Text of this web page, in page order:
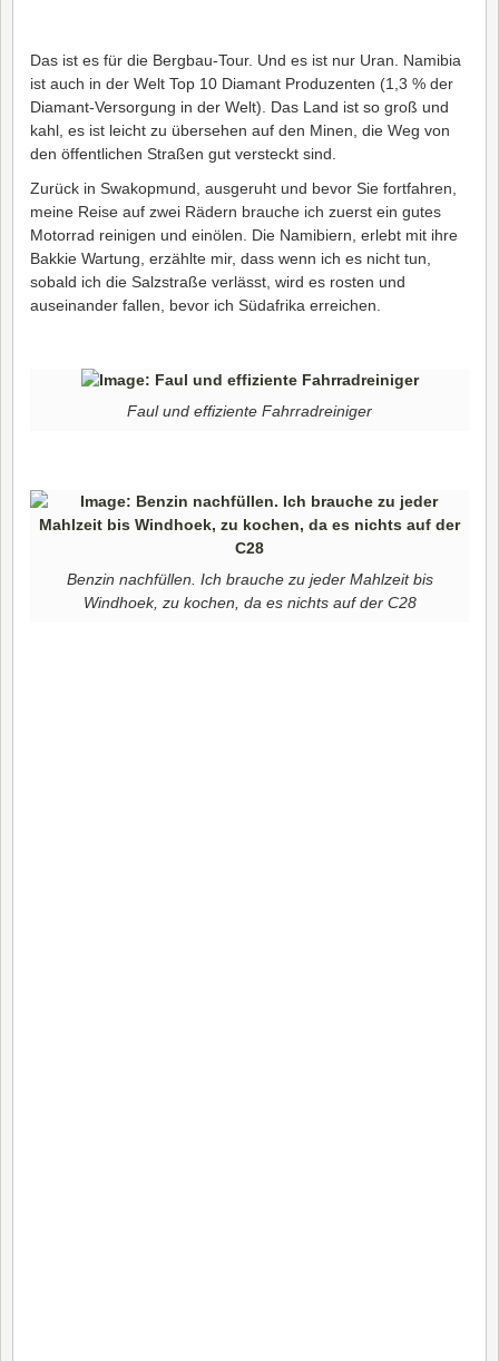
Das ist es für die Bergbau-Tour. Und es ist nur Uran. Namibia
ist auch in der Welt Top 10 Diamant Produzenten (1,3 % der
Diamant-Versorgung in der Welt). Das Land ist so groß und
kahl, es ist leicht zu übersehen auf den Minen, die Weg von
den öffentlichen Straßen gut versteckt sind.
Zurück in Swakopmund, ausgeruht und bevor Sie fortfahren,
meine Reise auf zwei Rädern brauche ich zuerst ein gutes
Motorrad reinigen und einölen. Die Namibiern, erlebt mit ihre
Bakkie Wartung, erzählte mir, dass wenn ich es nicht tun,
sobald ich die Salzstraße verlässt, wird es rosten und
auseinander fallen, bevor ich Südafrika erreichen.
Faul und effiziente Fahrradreiniger
Benzin nachfüllen. Ich brauche zu jeder Mahlzeit bis
Windhoek, zu kochen, da es nichts auf der C28